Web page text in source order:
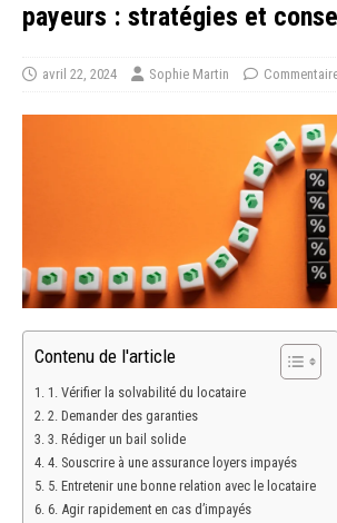
payeurs : stratégies et
avril 22, 2024 Sophie Martin
Contenu de l'article
1. Vérifier la solvabilité du locataire
2. Demander des garanties
3. Rédiger un bail solide
4. Souscrire à une assurance loyers impayés
5. Entretenir une bonne relation avec le locataire
6. Agir rapidement en cas d’impayés